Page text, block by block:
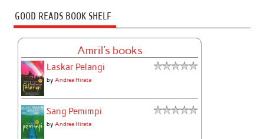
GOOD READS BOOK SHELF
Amril's books
Laskar Pelangi
by Andrea Hirata
Sang Pemimpi
by Andrea Hirata